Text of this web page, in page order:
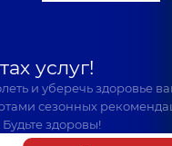
услуг!
и уберечь здоровье
сезонных
здоровы!